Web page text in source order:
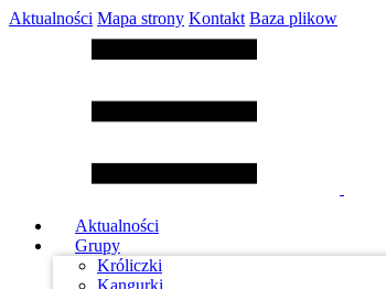
Aktualności Mapa strony Kontakt Baza plikow
Aktualności
Grupy
Króliczki
Kangurki